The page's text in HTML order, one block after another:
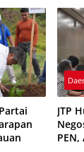
JTP
PEN,